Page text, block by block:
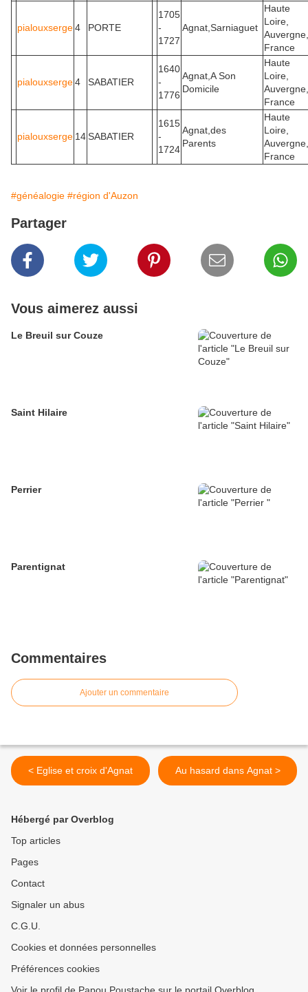
pialouxserge4 PORTE
1705
-
1727
Agnat,Sarniaguet
Haute
Loire,
Auvergne,
France
pialouxserge4 SABATIER
1640
-
1776
Agnat,A Son
Domicile
Haute
Loire,
Auvergne,
France
pialouxserge 14SABATIER
1615
-
1724
Agnat,des
Parents
Haute
Loire,
Auvergne,
France
#généalogie #région d'Auzon
Partager
Vous aimerez aussi
Le Breuil sur Couze
Saint Hilaire
Perrier
Parentignat
Commentaires
Ajouter un commentaire
< Eglise et croix d'Agnat Au hasard dans Agnat >
Hébergé par Overblog
Top articles
Pages
Contact
Signaler un abus
C.G.U.
Cookies et données personnelles
Préférences cookies